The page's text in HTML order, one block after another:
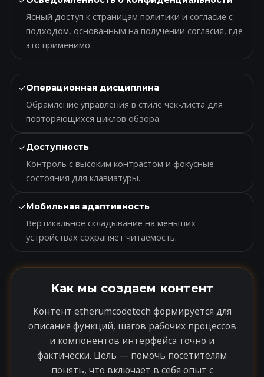
Ясный доступ к страницам политики и согласие с
подходом, основанным на получении согласия, где
это применимо.
✓Операционная дисциплина
Обрамление управления в стиле чек-листа для
повторяющихся циклов обзора.
✓Доступность
Контроль с высоким контрастом и фокусные
состояния для клавиатуры.
✓Мобильная адаптивность
Вертикальное складывание на меньших
устройствах сохраняет читаемость.
Как мы создаем контент
Контент etherumcodetech формируется для
описания функций, шагов рабочих процессов
и компонентов интерфейса точно и
фактически. Цель — помочь посетителям
понять, что включает в себя опыт с